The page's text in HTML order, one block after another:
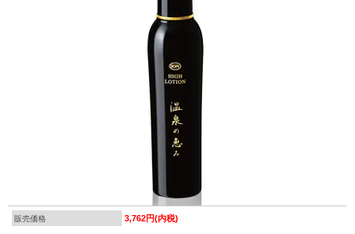
販売価格 3,762円(内税)